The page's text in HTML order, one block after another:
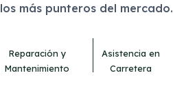
más punteros del mercado.
Reparación y
Mantenimiento
Asistencia en
Carretera